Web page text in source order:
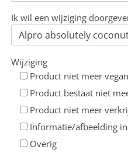
Ik wil een wijziging
Wijziging
Product niet meer vegan
Product bestaat niet
Product niet meer
Informatie/afbeelding
Overig